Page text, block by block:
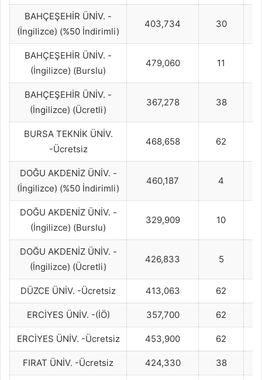
BAHÇEŞEHİR ÜNİV. -
(İngilizce) (%50 İndirimli)
403,734 30
BAHÇEŞEHİR ÜNİV. -
(İngilizce) (Burslu)
479,060 11
BAHÇEŞEHİR ÜNİV. -
(İngilizce) (Ücretli)
367,278 38
BURSA TEKNİK ÜNİV.
-Ücretsiz
468,658 62
DOĞU AKDENİZ ÜNİV. -
(İngilizce) (%50 İndirimli)
460,187 4
DOĞU AKDENİZ ÜNİV. -
(İngilizce) (Burslu)
329,909 10
DOĞU AKDENİZ ÜNİV. -
(İngilizce) (Ücretli)
426,833 5
DÜZCE ÜNİV. -Ücretsiz 413,063 62
ERCİYES ÜNİV. -(İÖ) 357,700 62
ERCİYES ÜNİV. -Ücretsiz 453,900 62
FIRAT ÜNİV. -Ücretsiz 424,330 38